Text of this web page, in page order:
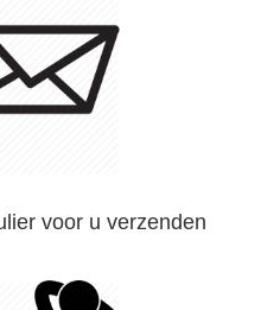
voor u verzenden